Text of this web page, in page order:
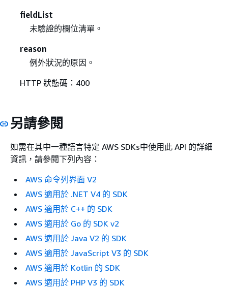
fieldList
未驗證的欄位清單。
reason
例外狀況的原因。
HTTP 狀態碼：400
另請參閱
如需在其中一種語言特定 AWS SDKs中使用此 API 的詳細
資訊，請參閱下列內容：
AWS 命令列界面 V2
AWS 適用於 .NET V4 的 SDK
AWS 適用於 C++ 的 SDK
AWS 適用於 Go 的 SDK v2
AWS 適用於 Java V2 的 SDK
AWS 適用於 JavaScript V3 的 SDK
AWS 適用於 Kotlin 的 SDK
AWS 適用於 PHP V3 的 SDK